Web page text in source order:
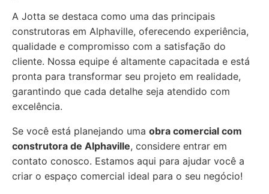
A Jotta se destaca como uma das principais
construtoras em Alphaville, oferecendo experiência,
qualidade e compromisso com a satisfação do
cliente. Nossa equipe é altamente capacitada e está
pronta para transformar seu projeto em realidade,
garantindo que cada detalhe seja atendido com
excelência.
Se você está planejando uma obra comercial com
construtora de Alphaville, considere entrar em
contato conosco. Estamos aqui para ajudar você a
criar o espaço comercial ideal para o seu negócio!